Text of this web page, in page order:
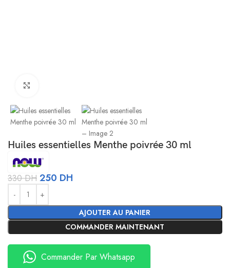
Huiles essentielles Menthe poivrée 30 ml
330DH 250 DH
AJOUTER AU PANIER
COMMANDER MAINTENANT
Alternative:
Commander Par Whatsapp